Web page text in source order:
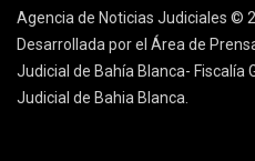
Agencia de Noticias Judiciales ©
Desarrollada por el Área de
Judicial de Bahía Blanca- Fiscalía
Judicial de Bahia Blanca.